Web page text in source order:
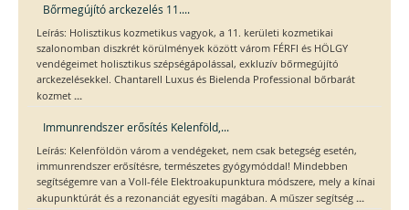
Bőrmegújító arckezelés 11....
Leírás: Holisztikus kozmetikus vagyok, a 11. kerületi kozmetikai
szalonomban diszkrét körülmények között várom FÉRFI és HÖLGY
vendégeimet holisztikus szépségápolással, exkluzív bőrmegújító
arckezelésekkel. Chantarell Luxus és Bielenda Professional bőrbarát
kozmet ...
Immunrendszer erősítés Kelenföld,...
Leírás: Kelenföldön várom a vendégeket, nem csak betegség esetén,
immunrendszer erősítésre, természetes gyógymóddal! Mindebben
segítségemre van a Voll-féle Elektroakupunktura módszere, mely a kínai
akupunktúrát és a rezonanciát egyesíti magában. A műszer segítség ...